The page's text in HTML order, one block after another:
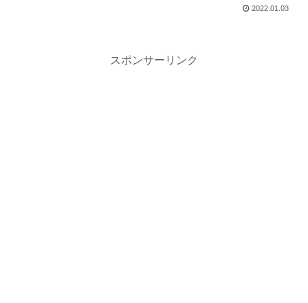
2022.01.03
スポンサーリンク